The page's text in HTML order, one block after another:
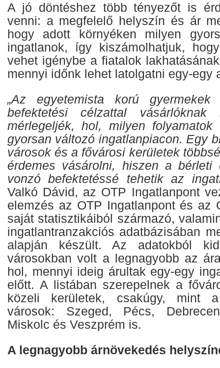
A jó döntéshez több tényezőt is
venni: a megfelelő helyszín és ár
hogy adott környéken milyen
ingatlanok, így kiszámolhatjuk,
vehet igénybe a fiatalok
mennyi időnk lehet latolgatni egy-egy
„Az egyetemista korú
befektetési célzattal
mérlegeljék, hol, milyen
gyorsan változó ingatlanpiacon. Egy
városok és a fővárosi kerületek
érdemes vásárolni, hiszen a bérleti
vonzó befektetéssé tehetik az
Valkó Dávid, az OTP Ingatlanpont
elemzés az OTP Ingatlanpont és az
saját statisztikáiból származó,
ingatlantranzakciós adatbázisában
alapján készült. Az adatokból
városokban volt a legnagyobb az
hol, mennyi ideig árultak egy-egy
előtt. A listában szerepelnek a
közeli kerületek, csakúgy, mint
városok: Szeged, Pécs,
Miskolc és Veszprém is.
A legnagyobb árnövekedés